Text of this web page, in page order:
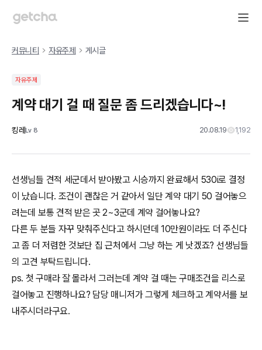
커뮤니티 자유주제 게시글
자유주제
계약 대기 걸 때 질문 좀 드리겠습니다~!
킹레 Lv 8 20.08.19 1,192
선생님들 견적 세군데서 받아봤고 시승까지 완료해서 530i로 결정
이 났습니다. 조건이 괜찮은 거 같아서 일단 계약 대기 50 걸어놓으
려는데 보통 견적 받은 곳 2~3군데 계약 걸어놓나요?
다른 두 분들 자꾸 맞춰주신다고 하시던데 10만원이라도 더 주신다
고 좀 더 저렴한 것보단 집 근처에서 그냥 하는 게 낫겠죠? 선생님들
의 고견 부탁드립니다.
ps. 첫 구매라 잘 몰라서 그러는데 계약 걸 때는 구매조건을 리스로
걸어놓고 진행하나요? 담당 매니저가 그렇게 체크하고 계약서를 보
내주시더라구요.